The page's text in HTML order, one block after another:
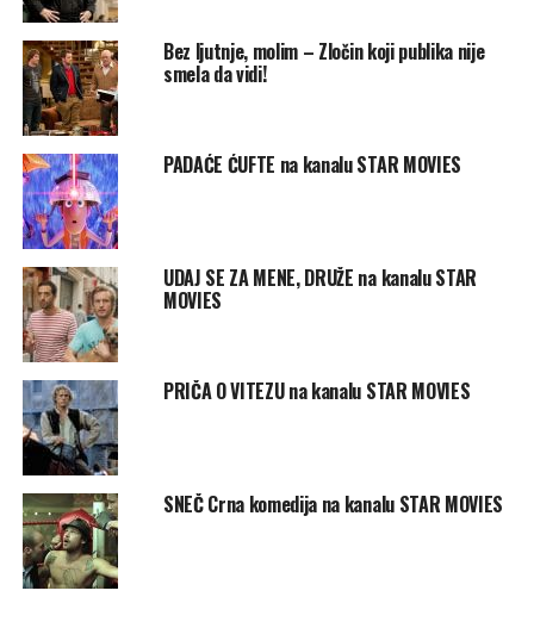
Bez ljutnje, molim – Zločin koji publika nije
smela da vidi!
PADAĆE ĆUFTE na kanalu STAR MOVIES
UDAJ SE ZA MENE, DRUŽE na kanalu STAR
MOVIES
PRIČA O VITEZU na kanalu STAR MOVIES
SNEČ Crna komedija na kanalu STAR MOVIES